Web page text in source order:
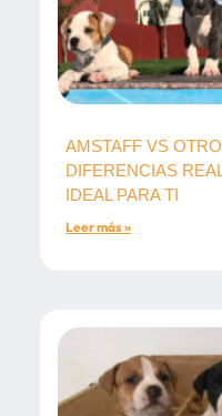
AMSTAFF VS
DIFERENCIAS
IDEAL PARA TI
Leer más »